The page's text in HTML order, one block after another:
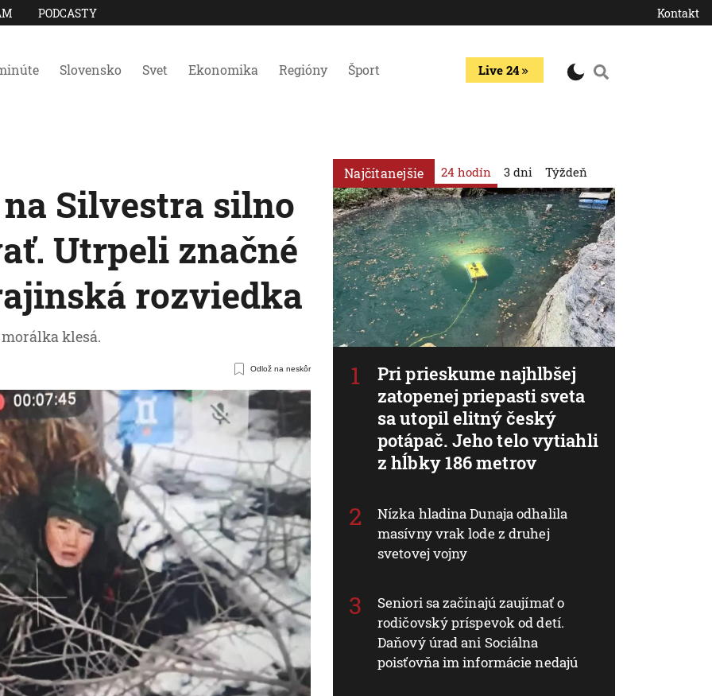
PODCASTY Kontakt
Slovensko Svet Ekonomika Regióny Šport Live 24
Silvestra silno
Utrpeli značné
rozviedka
klesá.
Odlož na neskôr
Najčítanejšie 24 hodín
Pri prieskume najhlbšej
zatopenej priepasti sveta
sa utopil elitný český
potápač. Jeho telo vytiahli
z hĺbky 186 metrov
Nízka hladina Dunaja odhalila
masívny vrak lode z druhej
svetovej vojny
Seniori sa začínajú zaujímať o
rodičovský príspevok od detí.
Daňový úrad ani Sociálna
poisťovňa im informácie nedajú
3 dni Týždeň